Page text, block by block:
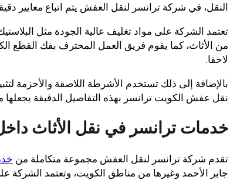
النقل، في شركة ترانسر لنقل العفش يتم اتباع معايير
تعتمد الشركة على مواد تغليف عالية الجودة مثل
من الأثاث، كما يقوم فريق العمل المحترف بفك القطع
لاحقا.
بالإضافة إلى ذلك تستخدم الأشرطة اللاصقة والأحزمة
نقل عفش الكويت ترانسر بهذه التفاصيل الدقيقة
خدمات ترانسر في نقل الأثاث
تقدم شركة ترانسر لنقل العفش مجموعة متكاملة من
جابر الأحمد وغيرها من مناطق الكويت، وتعتمد